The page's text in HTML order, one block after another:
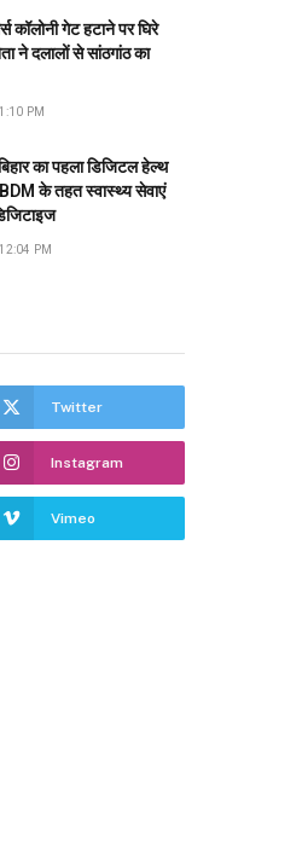
कॉलोनी गेट हटाने पर घिरे
ने दलालों से सांठगांठ का
PM
का पहला डिजिटल हेल्थ
के तहत स्वास्थ्य सेवाएं
PM
Twitter
Instagram
Vimeo